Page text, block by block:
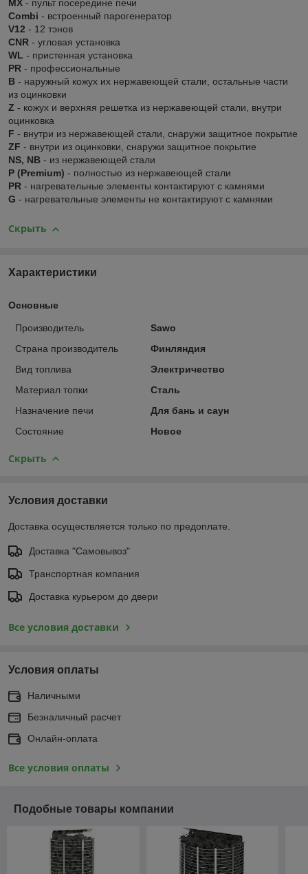
MX - пульт посередине печи
Combi - встроенный парогенератор
V12 - 12 тэнов
CNR - угловая установка
WL - пристенная установка
PR - профессиональные
В - наружный кожух их нержавеющей стали, остальные части
из оцинковки
Z - кожух и верхняя решетка из нержавеющей стали, внутри
оцинковка
F - внутри из нержавеющей стали, снаружи защитное покрытие
ZF - внутри из оцинковки, снаружи защитное покрытие
NS, NB - из нержавеющей стали
P (Premium) - полностью из нержавеющей стали
PR - нагревательные элементы контактируют с камнями
G - нагревательные элементы не контактируют с камнями
Скрыть
Характеристики
Основные
Производитель
Sawo
Страна производитель
Финляндия
Вид топлива
Электричество
Материал топки
Сталь
Назначение печи
Для бань и саун
Состояние
Новое
Скрыть
Условия доставки
Доставка осуществляется только по предоплате.
Доставка "Самовывоз"
Транспортная компания
Доставка курьером до двери
Все условия доставки
Условия оплаты
Наличными
Безналичный расчет
Онлайн-оплата
Все условия оплаты
Подобные товары компании